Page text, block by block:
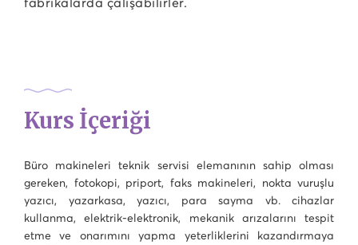
Kurs İçeriği
Büro makineleri teknik servisi elemanının sahip olması
gereken, fotokopi, priport, faks makineleri, nokta vuruşlu
yazıcı, yazarkasa, yazıcı, para sayma vb. cihazlar
kullanma, elektrik-elektronik, mekanik arızalarını tespit
etme ve onarımını yapma yeterliklerini kazandırmaya